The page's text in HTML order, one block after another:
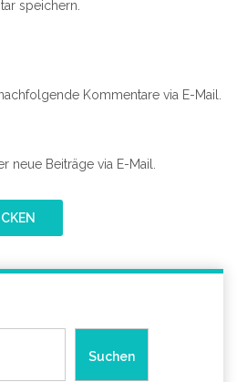
speichern.
Kommentare via E-Mail.
neue Beiträge via E-Mail.
Suchen